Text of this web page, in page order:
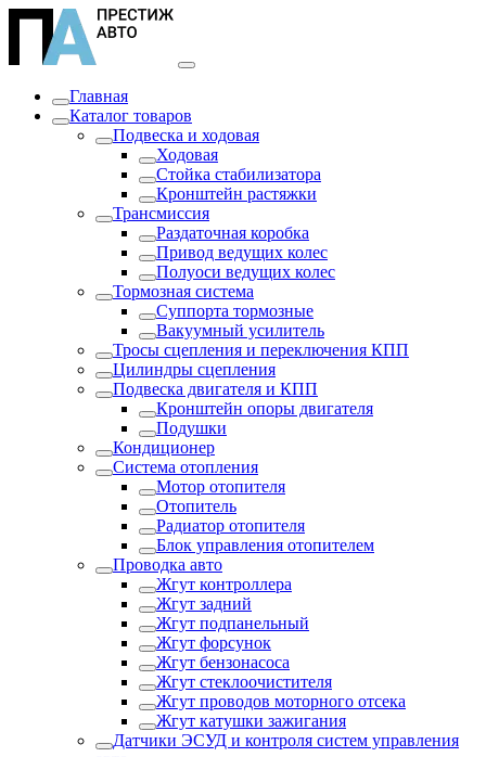
Главная
Каталог товаров
Подвеска и ходовая
Ходовая
Стойка стабилизатора
Кронштейн растяжки
Трансмиссия
Раздаточная коробка
Привод ведущих колес
Полуоси ведущих колес
Тормозная система
Суппорта тормозные
Вакуумный усилитель
Тросы сцепления и переключения КПП
Цилиндры сцепления
Подвеска двигателя и КПП
Кронштейн опоры двигателя
Подушки
Кондиционер
Система отопления
Мотор отопителя
Отопитель
Радиатор отопителя
Блок управления отопителем
Проводка авто
Жгут контроллера
Жгут задний
Жгут подпанельный
Жгут форсунок
Жгут бензонасоса
Жгут стеклоочистителя
Жгут проводов моторного отсека
Жгут катушки зажигания
Датчики ЭСУД и контроля систем управления